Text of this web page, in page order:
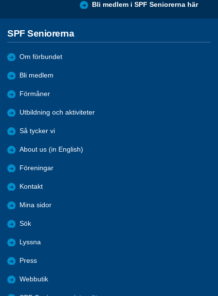
Bli medlem i SPF Seniorerna här
SPF Seniorerna
Om förbundet
Bli medlem
Förmåner
Utbildning och aktiviteter
Så tycker vi
About us (in English)
Föreningar
Kontakt
Mina sidor
Sök
Lyssna
Press
Webbutik